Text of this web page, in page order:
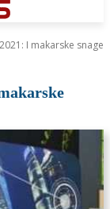
2021: I makarske snage